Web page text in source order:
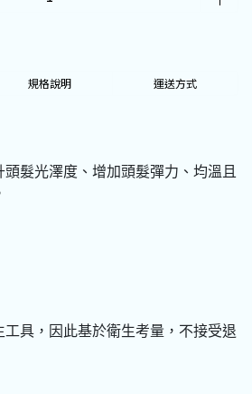
規格說明 運送方式
髮光澤度、增加頭髮彈力、均溫且
具，因此基於衛生考量，不接受退